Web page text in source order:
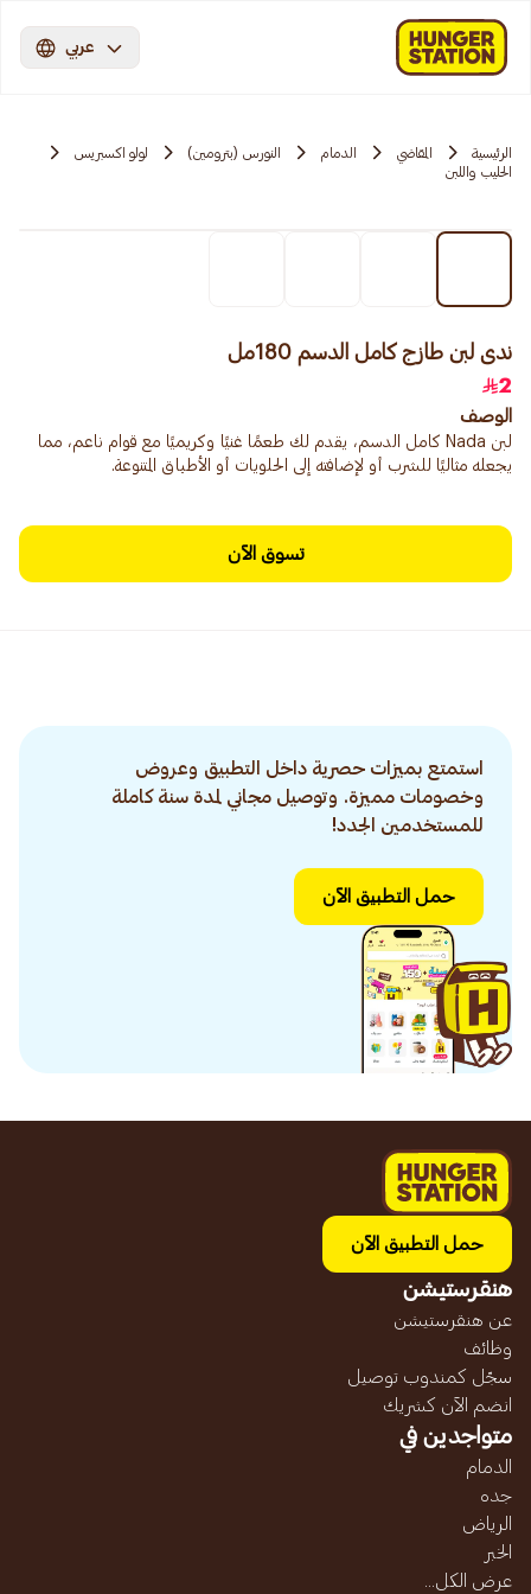
عربي
الرئيسية المقاضي الدمام النورس (بترومين)
لولو اكسبريس
الحليب واللبن
ندى لبن طازج كامل الدسم 180مل
2
الوصف
لبن Nada كامل الدسم، يقدم لك طعمًا غنيًا وكريميًا مع قوام ناعم، مما
يجعله مثاليًا للشرب أو لإضافته إلى الحلويات أو الأطباق المتنوعة.
تسوق الآن
استمتع بميزات حصرية داخل التطبيق وعروض
وخصومات مميزة. وتوصيل مجاني لمدة سنة كاملة
للمستخدمين الجدد!
حمل التطبيق الآن
حمل التطبيق الآن
هنقرستيشن
عن هنقرستيشن
وظائف
سجّل كمندوب توصيل
انضم الآن كشريك
متواجدين في
الدمام
جده
الرياض
الخبر
عرض الكل...